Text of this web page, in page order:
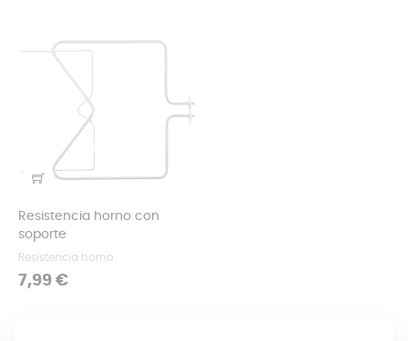
Resistencia horno con
soporte
Resistencia horno
Precio
7,99 €